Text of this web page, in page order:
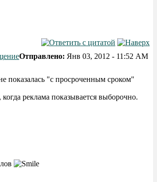
Отправлено: Янв 03, 2012 - 11:52 AM
показалась "с просроченным сроком"
реклама показывается выборочно.